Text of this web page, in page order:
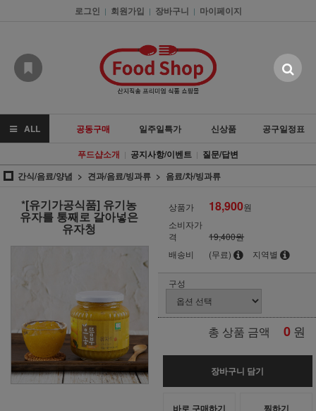
로그인 | 회원가입 | 장바구니 | 마이페이지
ALL 공동구매 일주일특가 신상품
공구일정표
푸드샵소개 | 공지사항/이벤트 | 질문/답변
간식/음료/양념
견과/음료/빙과류 음료/차/빙과류
*[유기가공식품] 유기농
유자를 통째로 갈아넣은
유자청
상품가 18,900원
소비자가
격
19,400원
배송비
(무료) 지역별
구성
총 상품 금액 0 원
장바구니 담기
바로 구매하기 찜하기